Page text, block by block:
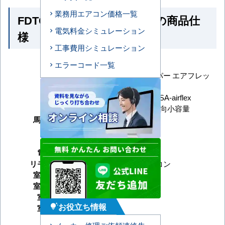
FDTCZ455HKA5SA-airflex の商品仕
様
メーカー
三菱重工
シリーズ
エクシードハイパー エアフレッ
クスパネル
型番
FDTCZ455HKA5SA-airflex
形状
天井カセット4方向小容量
馬力（能力）
1.8馬力
冷房能力
暖房能力
電源タイプ
単相200V
リモコンタイプ
ワイヤードリモコン
室内機サイズ
室外機サイズ
室内機重量
室外機重量
業務用エアコン価格一覧
電気料金シミュレーション
工事費用シミュレーション
エラーコード一覧
tips_and_updatesお役立ち情報